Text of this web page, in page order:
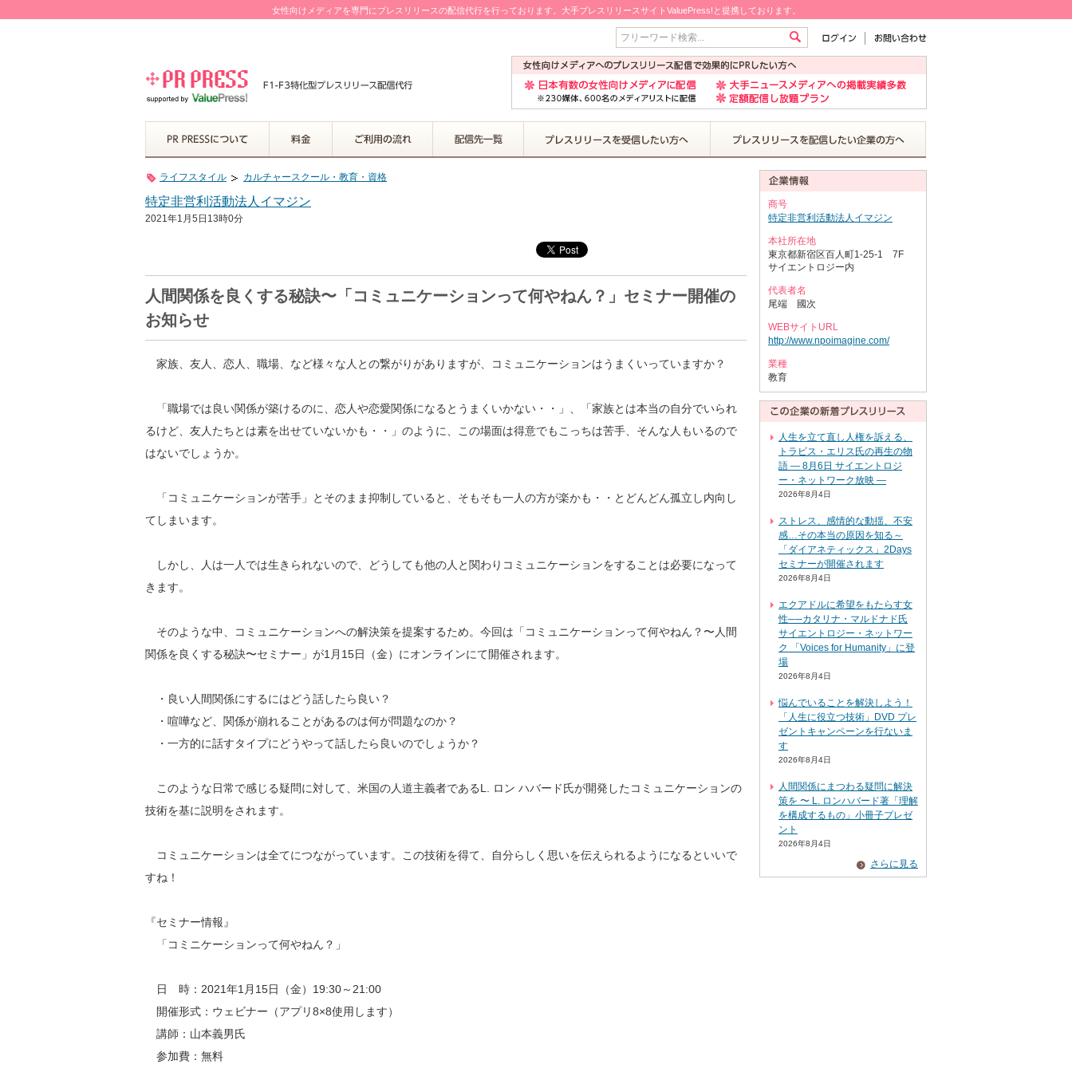
女性向けメディアを専門にプレスリリースの配信代行を行っております。大手プレスリリースサイトValuePress!と提携しております。
フリーワード検索...
ライフスタイル カルチャースクール・教育・資格
特定非営利活動法人イマジン
2021年1月5日13時0分
人間関係を良くする秘訣〜「コミュニケーションって何やねん？」セミナー開催の
お知らせ
家族、友人、恋人、職場、など様々な人との繋がりがありますが、コミュニケーションはうまくいっていますか？
「職場では良い関係が築けるのに、恋人や恋愛関係になるとうまくいかない・・」、「家族とは本当の自分でいられ
るけど、友人たちとは素を出せていないかも・・」のように、この場面は得意でもこっちは苦手、そんな人もいるので
はないでしょうか。
「コミュニケーションが苦手」とそのまま抑制していると、そもそも一人の方が楽かも・・とどんどん孤立し内向し
てしまいます。
しかし、人は一人では生きられないので、どうしても他の人と関わりコミュニケーションをすることは必要になって
きます。
そのような中、コミュニケーションへの解決策を提案するため。今回は「コミュニケーションって何やねん？〜人間
関係を良くする秘訣〜セミナー」が1月15日（金）にオンラインにて開催されます。
・良い人間関係にするにはどう話したら良い？
・喧嘩など、関係が崩れることがあるのは何が問題なのか？
・一方的に話すタイプにどうやって話したら良いのでしょうか？
このような日常で感じる疑問に対して、米国の人道主義者であるL. ロン ハバード氏が開発したコミュニケーションの
技術を基に説明をされます。
コミュニケーションは全てにつながっています。この技術を得て、自分らしく思いを伝えられるようになるといいで
すね！
『セミナー情報』
「コミニケーションって何やねん？」
日 時：2021年1月15日（金）19:30～21:00
開催形式：ウェビナー（アプリ8×8使用します）
講師：山本義男氏
参加費：無料
商号
特定非営利活動法人イマジン
本社所在地
東京都新宿区百人町1-25-1 7F
サイエントロジー内
代表者名
尾端 國次
WEBサイトURL
http://www.npoimagine.com/
業種
教育
人生を立て直し人権を訴える、
トラビス・エリス氏の再生の物
語 ― 8月6日 サイエントロジ
ー・ネットワーク放映 ―
2026年8月4日
ストレス、感情的な動揺、不安
感…その本当の原因を知る～
「ダイアネティックス」2Days
セミナーが開催されます
2026年8月4日
エクアドルに希望をもたらす女
性──カタリナ・マルドナド氏
サイエントロジー・ネットワー
ク 「Voices for Humanity」に登
場
2026年8月4日
悩んでいることを解決しよう！
「人生に役立つ技術」DVD プレ
ゼントキャンペーンを行ないま
す
2026年8月4日
人間関係にまつわる疑問に解決
策を 〜 L. ロンハバード著「理解
を構成するもの」小冊子プレゼ
ント
2026年8月4日
さらに見る